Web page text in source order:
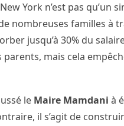
York n’est pas qu’un
nombreuses familles à
jusqu’à 30% du
mais cela
le Maire Mamdani à
il s’agit de